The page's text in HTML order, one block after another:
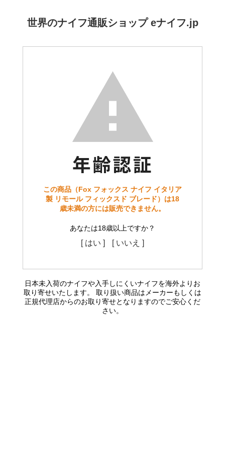
世界のナイフ通販ショップ eナイフ.jp
この商品（Fox フォックス ナイフ イタリア
製 リモール フィックスド ブレード）は18
歳未満の方には販売できません。
あなたは18歳以上ですか？
[ はい ] [ いいえ ]
日本未入荷のナイフや入手しにくいナイフを海外よりお
取り寄せいたします。 取り扱い商品はメーカーもしくは
正規代理店からのお取り寄せとなりますのでご安心くだ
さい。